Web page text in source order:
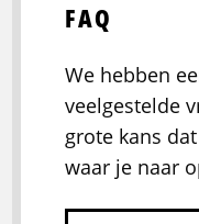
FAQ
We hebben
veelgestelde
grote kans
waar je naar